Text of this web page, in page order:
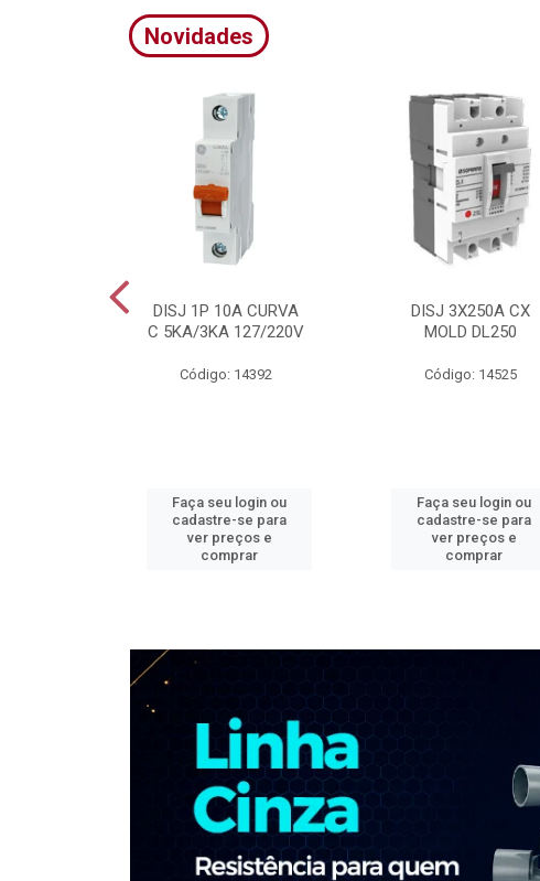
Novidades
DISJ 1P 10A CURVA
C 5KA/3KA 127/220V
Código: 14392
Faça seu login ou
cadastre-se para
ver preços e
comprar
DISJ 3X250A CX
MOLD DL250
Código: 14525
Faça seu login ou
cadastre-se para
ver preços e
comprar